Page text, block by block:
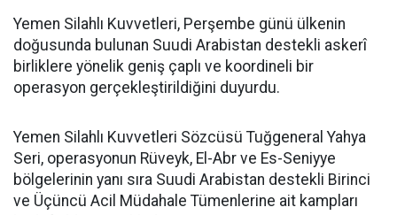
Yemen Silahlı Kuvvetleri, Perşembe günü ülkenin
doğusunda bulunan Suudi Arabistan destekli askerî
birliklere yönelik geniş çaplı ve koordineli bir
operasyon gerçekleştirildiğini duyurdu.
Yemen Silahlı Kuvvetleri Sözcüsü Tuğgeneral Yahya
Seri, operasyonun Rüveyk, El-Abr ve Es-Seniyye
bölgelerinin yanı sıra Suudi Arabistan destekli Birinci
ve Üçüncü Acil Müdahale Tümenlerine ait kampları